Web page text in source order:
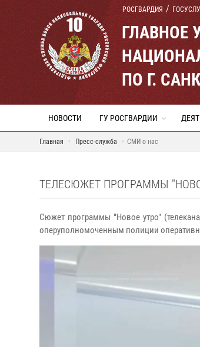
РОСГВАРДИЯ
ГЛАВНОЕ
ПО Г.
НОВОСТИ ГУ РОСГВАРДИИ
Главная Пресс-служба СМИ о нас
ТЕЛЕСЮЖЕТ ПРОГРАММЫ
Сюжет программы "Новое утро"
оперуполномоченным полиции